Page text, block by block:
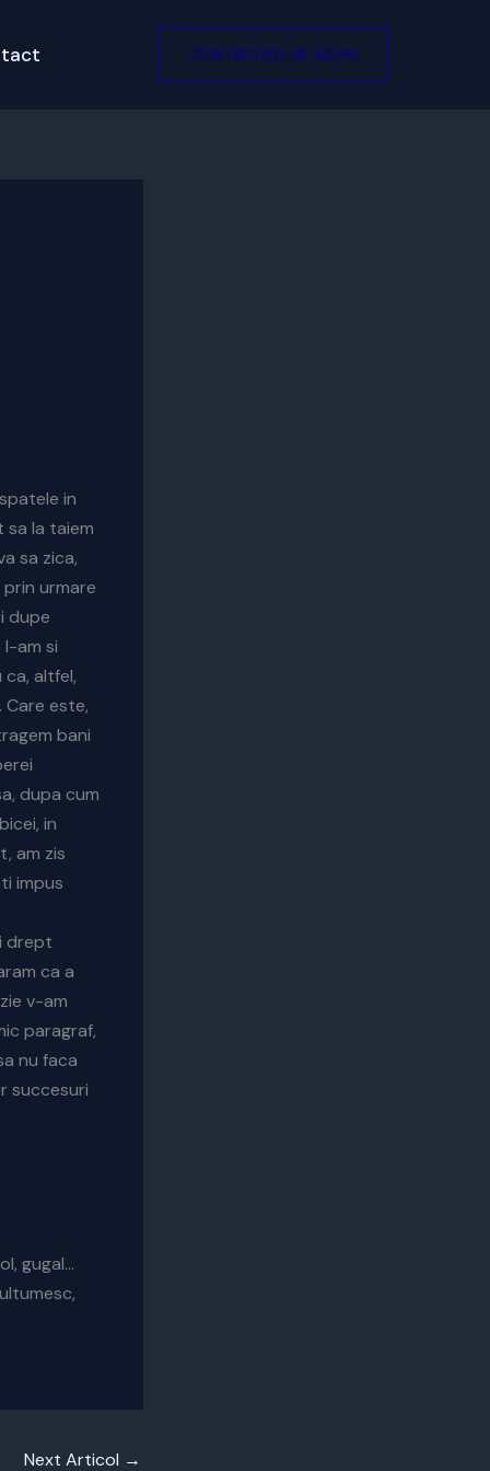
CONTACTAȚI-NE ACUM
in
sa la taiem
sa zica,
prin urmare
dupe
am si
altfel,
este,
bani
dupa cum
in
am zis
impus
drept
ca a
v-am
paragraf,
nu faca
succesuri
gugal…
Next Articol →